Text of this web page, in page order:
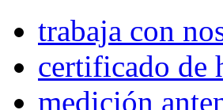
trabaja con
certificado de
medición